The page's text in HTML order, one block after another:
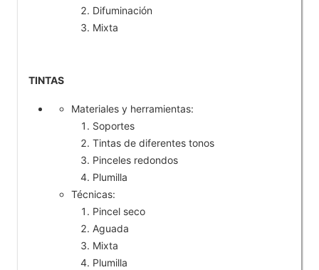
Difuminación
Mixta
TINTAS
Materiales y herramientas:
Soportes
Tintas de diferentes tonos
Pinceles redondos
Plumilla
Técnicas:
Pincel seco
Aguada
Mixta
Plumilla